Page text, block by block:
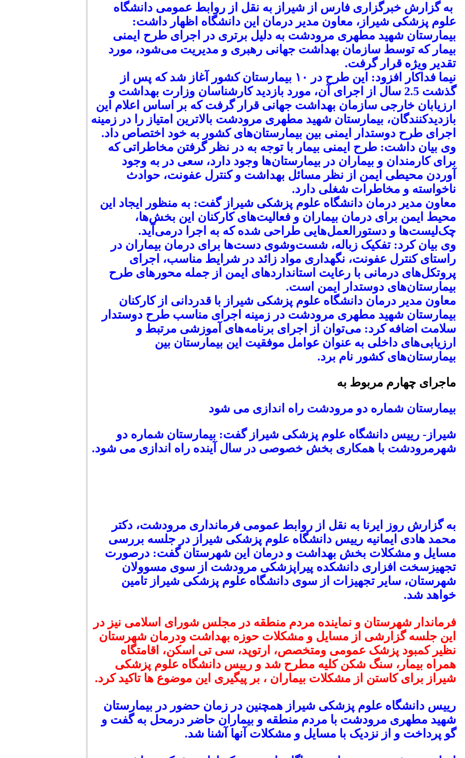
به گزارش خبرگزاری فارس از شیراز به نقل از روابط عمومی دانشگاه
علوم پزشکی شیراز، معاون مدیر درمان این دانشگاه اظهار داشت:
بیمارستان شهید مطهری مرودشت به دلیل برتری در اجرای طرح ایمنی
بیمار که توسط سازمان بهداشت جهانی رهبری و مدیریت می‌شود، مورد
تقدیر ویژه قرار گرفت.
نیما فداکار افزود: این طرح در ۱۰ بیمارستان کشور آغاز شد که پس از
گذشت 2.5 سال از اجرای آن، مورد بازدید کارشناسان وزارت بهداشت و
ارزیابان خارجی سازمان بهداشت جهانی قرار گرفت که بر اساس اعلام این
بازدیدکنندگان، بیمارستان شهید مطهری مرودشت بالاترین امتیاز را در زمینه
اجرای طرح دوستدار ایمنی بین بیمارستان‌های کشور به خود اختصاص داد.
وی بیان داشت: طرح ایمنی بیمار با توجه به در نظر گرفتن مخاطراتی که
برای کارمندان و بیماران در بیمارستان‌ها وجود دارد، سعی در به وجود
آوردن محیطی ایمن از نظر مسائل بهداشت و کنترل عفونت، حوادث
ناخواسته و مخاطرات شغلی دارد.
معاون مدیر درمان دانشگاه علوم پزشکی شیراز گفت: به منظور ایجاد این
محیط ایمن برای درمان بیماران و فعالیت‌های کارکنان این بخش‌ها،
چک‌لیست‌ها و دستورالعمل‌هایی طراحی شده که به اجرا درمی‌آید.
وی بیان کرد: تفکیک زباله، شست‌وشوی دست‌ها برای درمان بیماران در
راستای کنترل عفونت، نگهداری مواد زائد در شرایط مناسب، اجرای
پروتکل‌های درمانی با رعایت استانداردهای ایمن از جمله محورهای طرح
بیمارستان‌های دوستدار ایمن است.
معاون مدیر درمان دانشگاه علوم پزشکی شیراز با قدردانی از کارکنان
بیمارستان شهید مطهری مرودشت در زمینه اجرای مناسب طرح دوستدار
سلامت اضافه کرد: می‌توان از اجرای برنامه‌های آموزشی مرتبط و
ارزیابی‌های داخلی به عنوان عوامل موفقیت این بیمارستان بین
بیمارستان‌های کشور نام برد.
ماجرای چهارم مربوط به
بیمارستان شماره دو مرودشت راه اندازی می شود
شیراز- رییس دانشگاه علوم پزشکی شیراز گفت: بیمارستان شماره دو
شهرمرودشت با همکاری بخش خصوصی در سال آینده راه اندازی می شود.
به گزارش روز ایرنا به نقل از روابط عمومی فرمانداری مرودشت، دکتر
محمد هادی ایمانیه رییس دانشگاه علوم پزشکی شیراز در جلسه بررسی
مسایل و مشکلات بخش بهداشت و درمان این شهرستان گفت: درصورت
تجهیزسخت افزاری دانشکده پیراپزشکی مرودشت از سوی مسوولان
شهرستان، سایر تجهیزات از سوی دانشگاه علوم پزشکی شیراز تامین
خواهد شد.
فرماندار شهرستان و نماینده مردم منطقه در مجلس شورای اسلامی نیز در
این جلسه گزارشی از مسایل و مشکلات حوزه بهداشت ودرمان شهرستان
نظیر کمبود پزشک عمومی ومتخصص، ارتوپد، سی تی اسکن، اقامتگاه
همراه بیمار، سنگ شکن کلیه مطرح شد و رییس دانشگاه علوم پزشکی
شیراز برای کاستن از مشکلات بیماران ، بر پیگیری این موضوع ها تاکید کرد.
رییس دانشگاه علوم پزشکی شیراز همچنین در زمان حضور در بیمارستان
شهید مطهری مرودشت با مردم منطقه و بیماران حاضر درمحل به گفت و
گو پرداخت و از نزدیک با مسایل و مشکلات آنها آشنا شد.